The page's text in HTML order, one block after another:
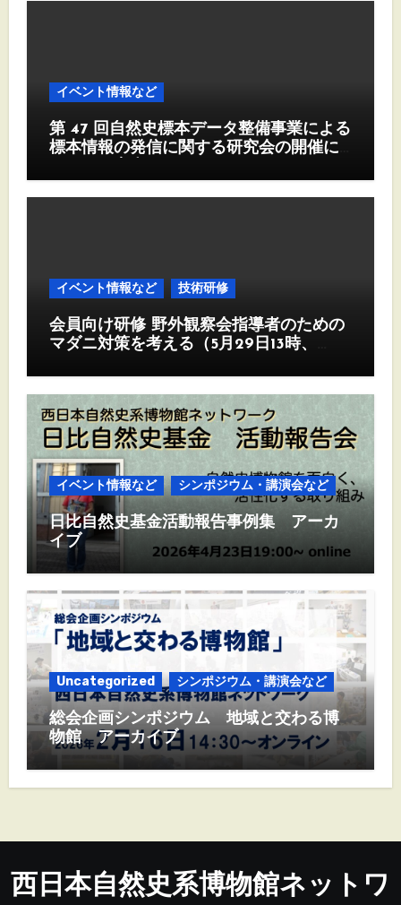
イベント情報など
第 47 回自然史標本データ整備事業による
標本情報の発信に関する研究会の開催に
イベント情報など 技術研修
会員向け研修 野外観察会指導者のための
マダニ対策を考える（5月29日13時、
イベント情報など シンポジウム・講演会など
日比自然史基金活動報告事例集 アーカ
イブ
Uncategorized シンポジウム・講演会など
総会企画シンポジウム 地域と交わる博
物館 アーカイブ
西日本自然史系博物館ネットワ